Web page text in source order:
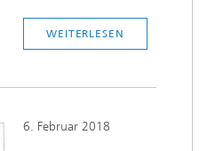
WEITERLESEN
6. Februar 2018